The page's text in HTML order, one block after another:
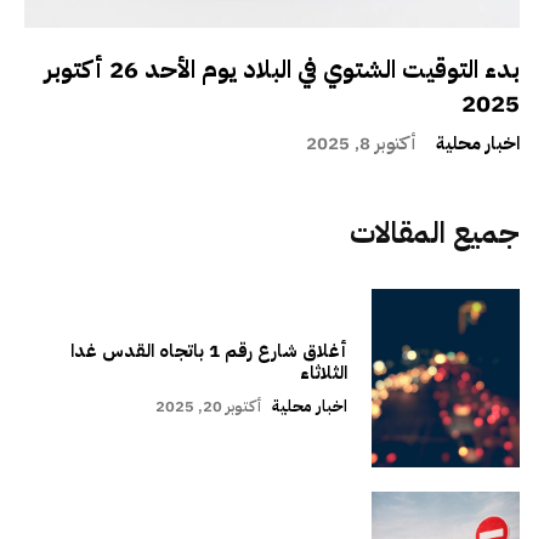
بدء التوقيت الشتوي في البلاد يوم الأحد 26 أكتوبر
2025
اخبار محلية أكتوبر 8, 2025
جميع المقالات
أغلاق شارع رقم 1 باتجاه القدس غدا
الثلاثاء
اخبار محلية أكتوبر 20, 2025